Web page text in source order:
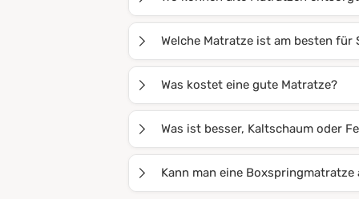
Welche Matratze ist am besten für
Aufgrund ihrer hohen
Was kostet eine gute Matratze?
Was ist besser, Kaltschaum oder
für verschiedene Bedürfnisse auf.
Kann man eine